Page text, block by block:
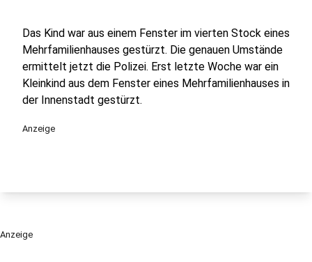
Das Kind war aus einem Fenster im vierten Stock eines
Mehrfamilienhauses gestürzt. Die genauen Umstände
ermittelt jetzt die Polizei. Erst letzte Woche war ein
Kleinkind aus dem Fenster eines Mehrfamilienhauses in
der Innenstadt gestürzt.
Anzeige
Anzeige